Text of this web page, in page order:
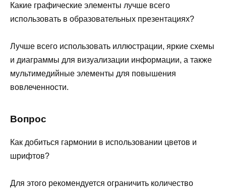
Какие графические элементы лучше всего
использовать в образовательных презентациях?
Лучше всего использовать иллюстрации, яркие схемы
и диаграммы для визуализации информации, а также
мультимедийные элементы для повышения
вовлеченности.
Вопрос
Как добиться гармонии в использовании цветов и
шрифтов?
Для этого рекомендуется ограничить количество